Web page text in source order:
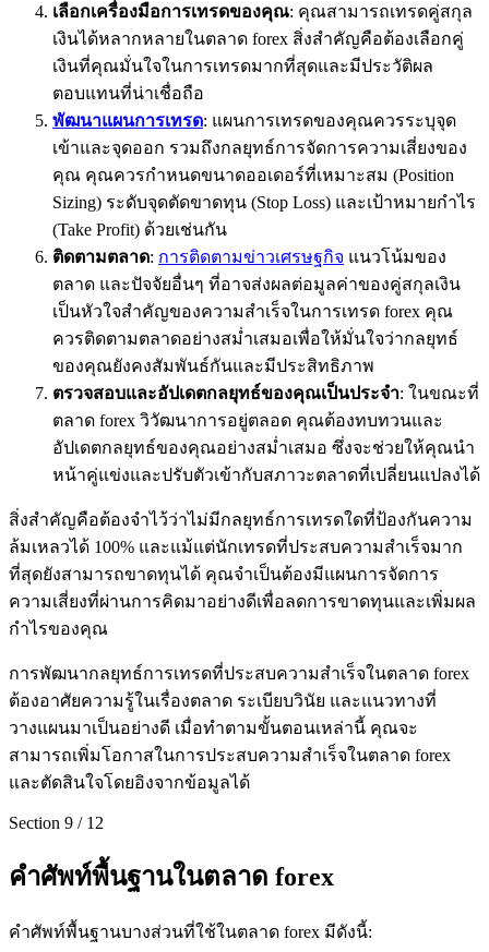
เลือกเครื่องมือการเทรดของคุณ: คุณสามารถเทรดคู่สกุล
เงินได้หลากหลายในตลาด forex สิ่งสำคัญคือต้องเลือกคู่
เงินที่คุณมั่นใจในการเทรดมากที่สุดและมีประวัติผล
ตอบแทนที่น่าเชื่อถือ
พัฒนาแผนการเทรด: แผนการเทรดของคุณควรระบุจุด
เข้าและจุดออก รวมถึงกลยุทธ์การจัดการความเสี่ยงของ
คุณ คุณควรกำหนดขนาดออเดอร์ที่เหมาะสม (Position
Sizing) ระดับจุดตัดขาดทุน (Stop Loss) และเป้าหมายกำไร
(Take Profit) ด้วยเช่นกัน
ติดตามตลาด: การติดตามข่าวเศรษฐกิจ แนวโน้มของ
ตลาด และปัจจัยอื่นๆ ที่อาจส่งผลต่อมูลค่าของคู่สกุลเงิน
เป็นหัวใจสำคัญของความสำเร็จในการเทรด forex คุณ
ควรติดตามตลาดอย่างสม่ำเสมอเพื่อให้มั่นใจว่ากลยุทธ์
ของคุณยังคงสัมพันธ์กันและมีประสิทธิภาพ
ตรวจสอบและอัปเดตกลยุทธ์ของคุณเป็นประจำ: ในขณะที่
ตลาด forex วิวัฒนาการอยู่ตลอด คุณต้องทบทวนและ
อัปเดตกลยุทธ์ของคุณอย่างสม่ำเสมอ ซึ่งจะช่วยให้คุณนำ
หน้าคู่แข่งและปรับตัวเข้ากับสภาวะตลาดที่เปลี่ยนแปลงได้
สิ่งสำคัญคือต้องจำไว้ว่าไม่มีกลยุทธ์การเทรดใดที่ป้องกันความ
ล้มเหลวได้ 100% และแม้แต่นักเทรดที่ประสบความสำเร็จมาก
ที่สุดยังสามารถขาดทุนได้ คุณจำเป็นต้องมีแผนการจัดการ
ความเสี่ยงที่ผ่านการคิดมาอย่างดีเพื่อลดการขาดทุนและเพิ่มผล
กำไรของคุณ
การพัฒนากลยุทธ์การเทรดที่ประสบความสำเร็จในตลาด forex
ต้องอาศัยความรู้ในเรื่องตลาด ระเบียบวินัย และแนวทางที่
วางแผนมาเป็นอย่างดี เมื่อทำตามขั้นตอนเหล่านี้ คุณจะ
สามารถเพิ่มโอกาสในการประสบความสำเร็จในตลาด forex
และตัดสินใจโดยอิงจากข้อมูลได้
Section 9 / 12
คำศัพท์พื้นฐานในตลาด forex
คำศัพท์พื้นฐานบางส่วนที่ใช้ในตลาด forex มีดังนี้: